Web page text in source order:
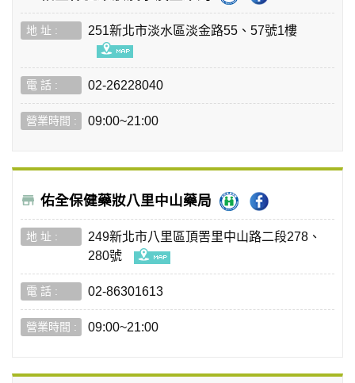
251新北市淡水區淡金路55、57號1樓
02-26228040
09:00~21:00
佑全保健藥妝八里中山藥局
249新北市八里區頂罟里中山路二段278、
280號
02-86301613
09:00~21:00